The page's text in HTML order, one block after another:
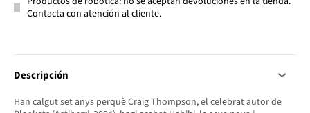
Contacta con atención al cliente.
Descripción
Han calgut set anys perquè Craig Thompson, el celebrat autor de